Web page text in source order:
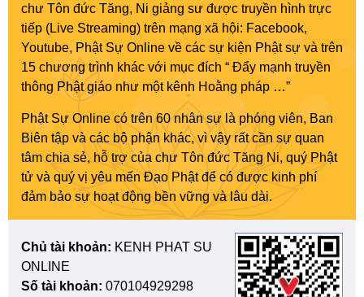
chư Tôn đức Tăng, Ni giảng sư được truyền hình trực
tiếp (Live Streaming) trên mạng xã hội: Facebook,
Youtube, Phật Sự Online về các sự kiện Phật sự và trên
15 chương trình khác với mục đích “ Đẩy mạnh truyền
thông Phật giáo như một kênh Hoằng pháp …”
Phật Sự Online có trên 60 nhân sự là phóng viên, Ban
Biên tập và các bộ phận khác, vì vậy rất cần sự quan
tâm chia sẻ, hỗ trợ của chư Tôn đức Tăng Ni, quý Phật
tử và quý vị yêu mến Đạo Phật để có được kinh phí
đảm bảo sự hoạt động bền vững và lâu dài.
Chủ tài khoản: KENH PHAT SU
ONLINE
Số tài khoản: 070104929298